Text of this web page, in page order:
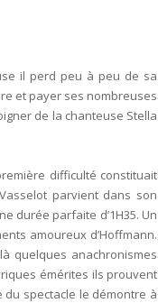
il perd peu à peu de sa
et payer ses nombreuses
de la chanteuse Stella
difficulté constituait
parvient dans son
durée parfaite d’1H35. Un
amoureux d’Hoffmann.
quelques anachronismes
émérites ils prouvent
du spectacle le démontre à